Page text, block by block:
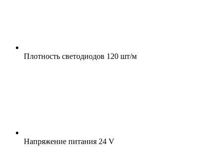
Плотность светодиодов 120 шт/м
Напряжение питания 24 V